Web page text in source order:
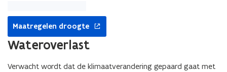
Maatregelen droogte
nieuw
venster
Wateroverlast
Verwacht wordt dat de klimaatverandering gepaard gaat met